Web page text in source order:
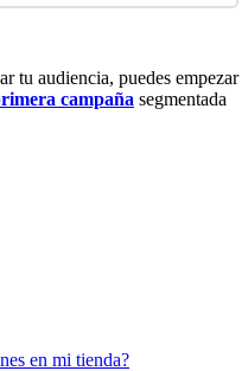
tu audiencia, puedes empezar
campaña segmentada
en mi tienda?